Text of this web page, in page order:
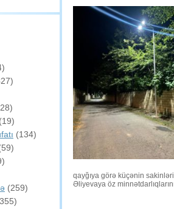
(19)
(134)
(259)
qayğıya görə küçənin
Əliyevaya öz